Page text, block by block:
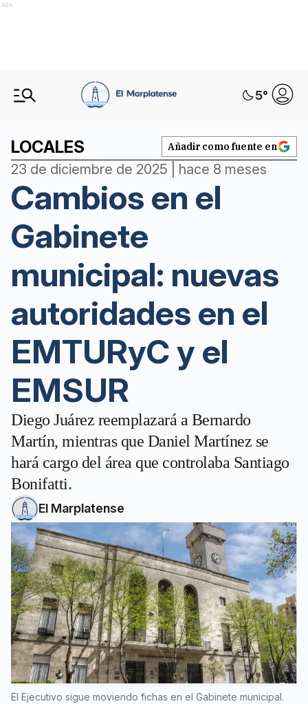
Ads
5°
LOCALES Añadir como fuente en
23 de diciembre de 2025 | hace 8 meses
Cambios en el
Gabinete
municipal: nuevas
autoridades en el
EMTURyC y el
EMSUR
Diego Juárez reemplazará a Bernardo
Martín, mientras que Daniel Martínez se
hará cargo del área que controlaba Santiago
Bonifatti.
El Marplatense
El Ejecutivo sigue moviendo fichas en el Gabinete municipal.